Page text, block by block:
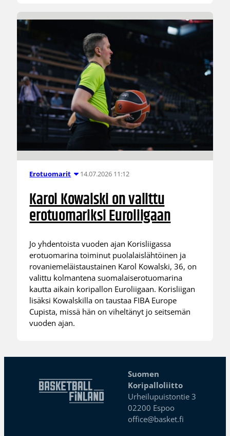
Erotuomarit 14.07.2026 11:12
Karol Kowalski on valittu
erotuomariksi Euroliigaan
Jo yhdentoista vuoden ajan Korisliigassa
erotuomarina toiminut puolalaislähtöinen ja
rovaniemeläistaustainen Karol Kowalski, 36, on
valittu kolmantena suomalaiserotuomarina
kautta aikain koripallon Euroliigaan. Korisliigan
lisäksi Kowalskilla on taustaa FIBA Europe
Cupista, missä hän on viheltänyt jo seitsemän
vuoden ajan.
Suomen
Koripalloliitto
Urheilupuistontie 3
02200 Espoo
office@basket.fi